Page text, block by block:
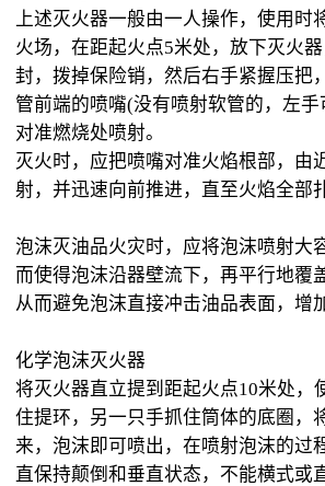
上述灭火器一般由一人操作，使用时
火场，在距起火点5米处，放下灭火
封，拨掉保险销，然后右手紧握压把
管前端的喷嘴(没有喷射软管的，左
对准燃烧处喷射。
灭火时，应把喷嘴对准火焰根部，由
射，并迅速向前推进，直至火焰全部
泡沫灭油品火灾时，应将泡沫喷射大
而使得泡沫沿器壁流下，再平行地覆
从而避免泡沫直接冲击油品表面，增
化学泡沫灭火器
将灭火器直立提到距起火点10米处，
住提环，另一只手抓住筒体的底圈，
来，泡沫即可喷出，在喷射泡沫的过
直保持颠倒和垂直状态，不能横式或